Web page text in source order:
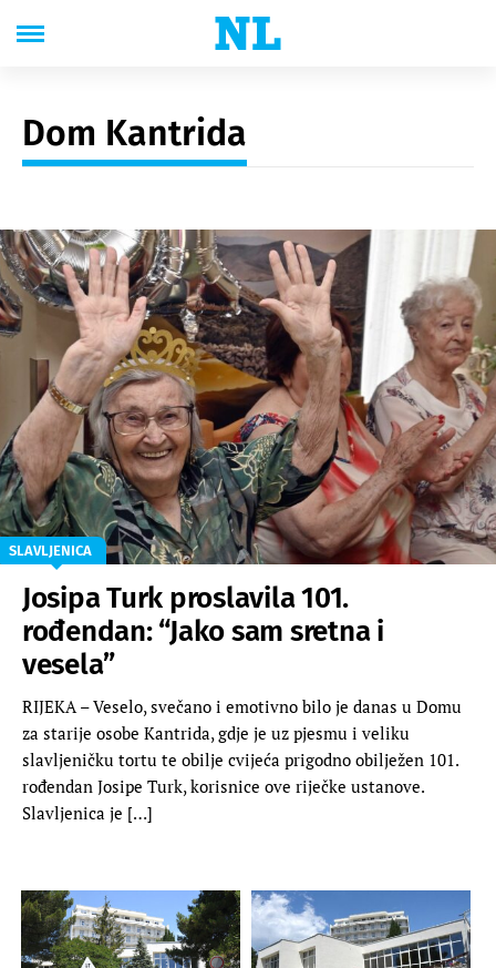
Dom Kantrida
SLAVLJENICA
Josipa Turk proslavila 101.
rođendan: “Jako sam sretna i
vesela”
RIJEKA – Veselo, svečano i emotivno bilo je danas u Domu
za starije osobe Kantrida, gdje je uz pjesmu i veliku
slavljeničku tortu te obilje cvijeća prigodno obilježen 101.
rođendan Josipe Turk, korisnice ove riječke ustanove.
Slavljenica je […]